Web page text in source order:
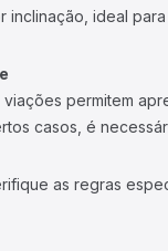
inclinação, ideal
viações permitem
casos, é
as regras